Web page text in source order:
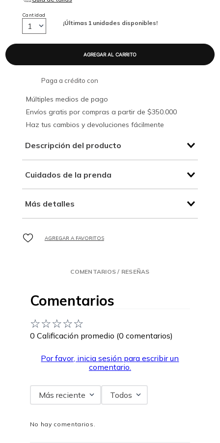
¡Últimas 1 unidades disponibles!
Cantidad
1
Paga a crédito con
Múltiples medios de pago
Envíos gratis por compras a partir de $350.000
Haz tus cambios y devoluciones fácilmente
Descripción del producto
Cuidados de la prenda
Más detalles
COMENTARIOS / RESEÑAS
Comentarios
☆☆☆☆☆
0 Calificación promedio (0 comentarios)
Por favor, inicia sesión para escribir un
comentario.
Más reciente Todos
No hay comentarios.